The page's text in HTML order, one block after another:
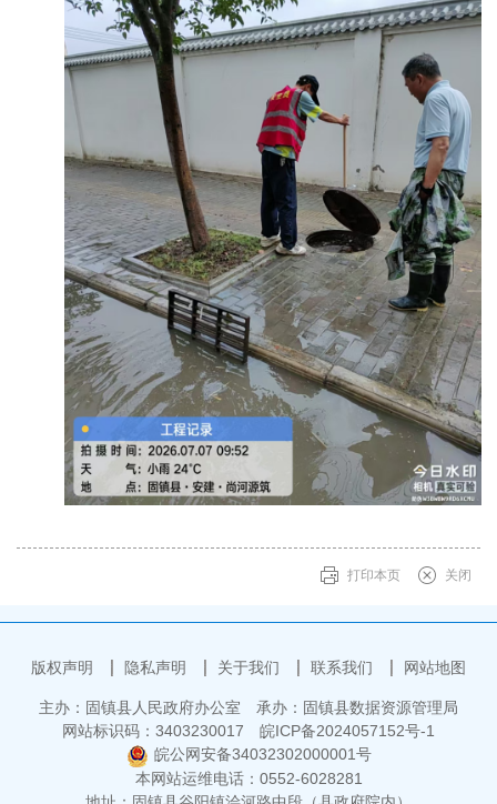
打印本页 关闭
版权声明 隐私声明 关于我们 联系我们 网站地图
主办：固镇县人民政府办公室
承办：固镇县数据资源管理局
网站标识码：3403230017
皖ICP备2024057152号-1
皖公网安备34032302000001号
本网站运维电话：0552-6028281